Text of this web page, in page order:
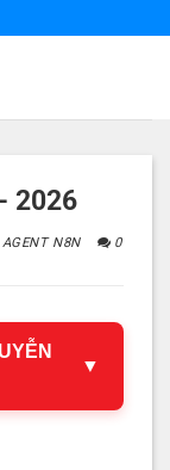
2026
AGENT N8N
0
▼